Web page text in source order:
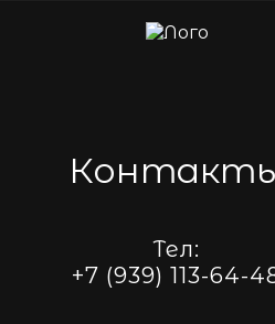
Тел:
+7 (939) 113-64-